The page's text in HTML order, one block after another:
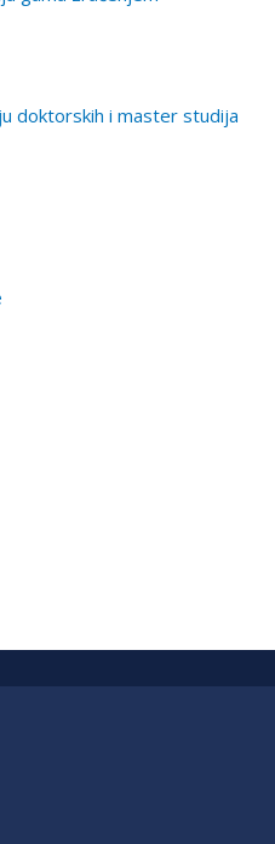
doktorskih i master studija